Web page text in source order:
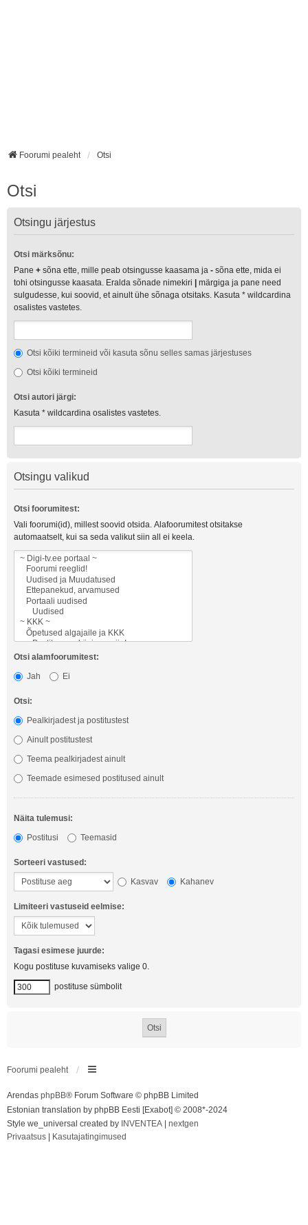
Foorumi pealeht Otsi
Otsi
Otsingu järjestus
Otsi märksõnu:
Pane + sõna ette, mille peab otsingusse kaasama ja - sõna ette, mida ei
tohi otsingusse kaasata. Eralda sõnade nimekiri
märgiga ja pane need
sulgudesse, kui soovid, et ainult ühe sõnaga otsitaks. Kasuta * wildcardina
osalistes vastetes.
Otsi kõiki termineid või kasuta sõnu selles samas järjestuses
Otsi kõiki termineid
Otsi autori järgi:
Kasuta * wildcardina osalistes vastetes.
Otsingu valikud
Otsi foorumitest:
Vali foorumi(id), millest soovid otsida. Alafoorumitest otsitakse
automaatselt, kui sa seda valikut siin all ei keela.
Otsi alamfoorumitest:
Jah
Ei
Otsi:
Pealkirjadest ja postitustest
Ainult postitustest
Teema pealkirjadest ainult
Teemade esimesed postitused ainult
Näita tulemusi:
Postitusi
Teemasid
Sorteeri vastused:
Kasvav
Kahanev
Limiteeri vastuseid eelmise:
Tagasi esimese juurde:
Kogu postituse kuvamiseks valige 0.
postituse sümbolit
Foorumi pealeht
Arendas phpBB® Forum Software © phpBB Limited
Estonian translation by phpBB Eesti [Exabot] © 2008*-2024
Style we_universal created by INVENTEA
nextgen
Privaatsus
Kasutajatingimused